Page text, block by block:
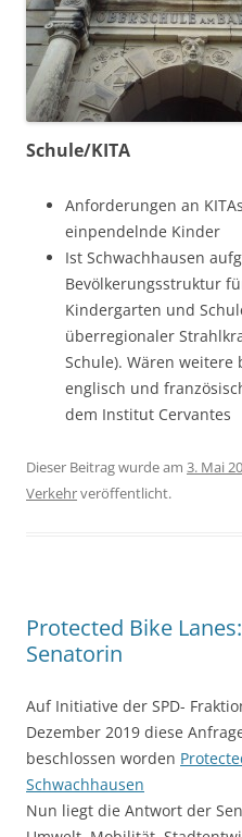
Schule/KITA
Anforderungen an
einpendelnde Kinder
Ist Schwachhausen
Bevölkerungsstruktur
Kindergarten und
überregionaler
Schule). Wären
englisch und
dem Institut Cervantes
Dieser Beitrag wurde am 3. Mai
Verkehrveröffentlicht.
Protected Bike
Senatorin
Auf Initiative der SPD-
Dezember 2019 diese
beschlossen worden
Schwachhausen
Nun liegt die Antwort der